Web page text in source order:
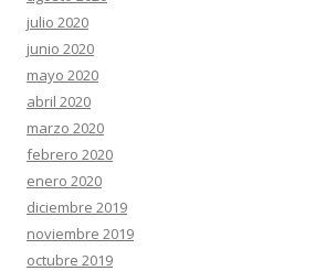
julio 2020
junio 2020
mayo 2020
abril 2020
marzo 2020
febrero 2020
enero 2020
diciembre 2019
noviembre 2019
octubre 2019